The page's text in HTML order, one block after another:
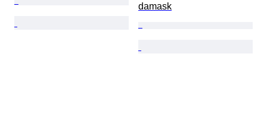
damask